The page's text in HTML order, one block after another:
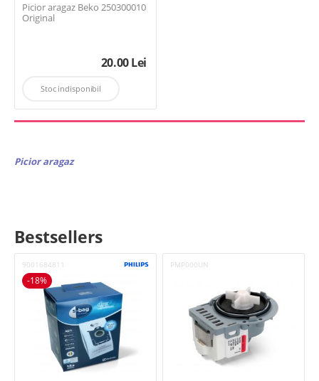
Picior aragaz Beko 250300010
Original
20.00Lei
Stoc indisponibil
Picior aragaz
Bestsellers
9001684811
-18%
PMP000UN